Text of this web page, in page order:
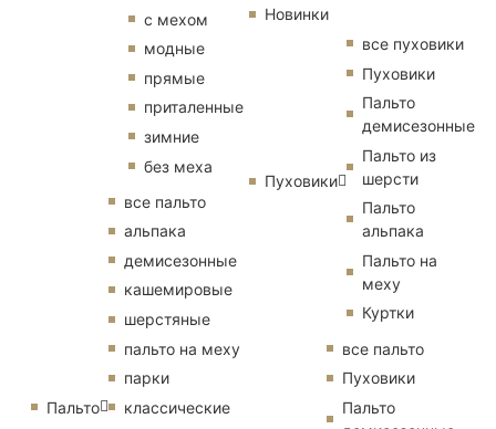
с мехом
модные
прямые
приталенные
зимние
без меха
Пальто
все пальто
альпака
демисезонные
кашемировые
шерстяные
пальто на меху
парки
классические
Новинки
Пуховики
все пуховики
Пуховики
Пальто
демисезонные
Пальто из
шерсти
Пальто
альпака
Пальто на
меху
Куртки
все пальто
Пуховики
Пальто